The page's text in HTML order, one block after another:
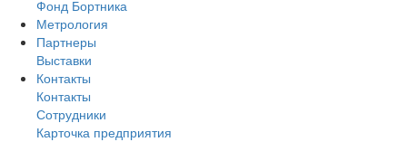
Фонд Бортника
Метрология
Партнеры
Выставки
Контакты
Контакты
Сотрудники
Карточка предприятия